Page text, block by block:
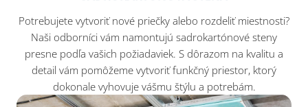
Potrebujete vytvoriť nové priečky alebo rozdeliť miestnosti?
Naši odborníci vám namontujú sadrokartónové steny
presne podľa vašich požiadaviek. S dôrazom na kvalitu a
detail vám pomôžeme vytvoriť funkčný priestor, ktorý
dokonale vyhovuje vášmu štýlu a potrebám.